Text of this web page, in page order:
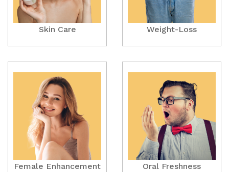
Weight-Loss
Skin Care
Oral Freshness
Female Enhancement